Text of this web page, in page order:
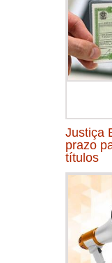
Justiça
prazo
títulos